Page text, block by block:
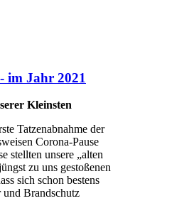
im Jahr 2021
Kleinsten
Tatzenabnahme der
Corona-Pause
stellten unsere „alten
zu uns gestoßenen
sich schon bestens
Brandschutz